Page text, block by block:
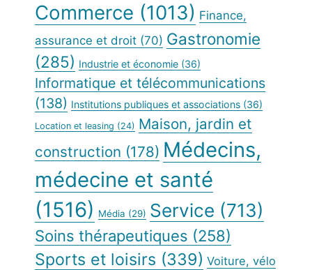
Commerce (1013) Finance,
assurance et droit (70) Gastronomie
(285) Industrie et économie (36)
Informatique et télécommunications
(138) Institutions publiques et associations (36)
Location et leasing (24) Maison, jardin et
construction (178) Médecins,
médecine et santé
(1516) Média (29) Service (713)
Soins thérapeutiques (258)
Sports et loisirs (339) Voiture, vélo